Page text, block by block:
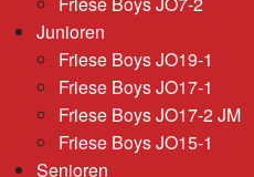
Junioren
Friese Boys JO19-1
Friese Boys JO17-1
Friese Boys JO17-2 JM
Friese Boys JO15-1
Senioren